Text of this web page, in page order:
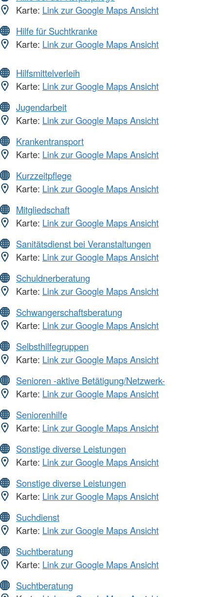
Karte: Link zur Google Maps Ansicht
Hilfe für Suchtkranke
Karte: Link zur Google Maps Ansicht
Hilfsmittelverleih
Karte: Link zur Google Maps Ansicht
Jugendarbeit
Karte: Link zur Google Maps Ansicht
Krankentransport
Karte: Link zur Google Maps Ansicht
Kurzzeitpflege
Karte: Link zur Google Maps Ansicht
Mitgliedschaft
Karte: Link zur Google Maps Ansicht
Sanitätsdienst bei Veranstaltungen
Karte: Link zur Google Maps Ansicht
Schuldnerberatung
Karte: Link zur Google Maps Ansicht
Schwangerschaftsberatung
Karte: Link zur Google Maps Ansicht
Selbsthilfegruppen
Karte: Link zur Google Maps Ansicht
Senioren -aktive Betätigung/Netzwerk-
Karte: Link zur Google Maps Ansicht
Seniorenhilfe
Karte: Link zur Google Maps Ansicht
Sonstige diverse Leistungen
Karte: Link zur Google Maps Ansicht
Sonstige diverse Leistungen
Karte: Link zur Google Maps Ansicht
Suchdienst
Karte: Link zur Google Maps Ansicht
Suchtberatung
Karte: Link zur Google Maps Ansicht
Suchtberatung